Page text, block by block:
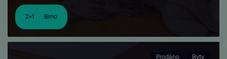
2+1 Brno
Prodáno Byty